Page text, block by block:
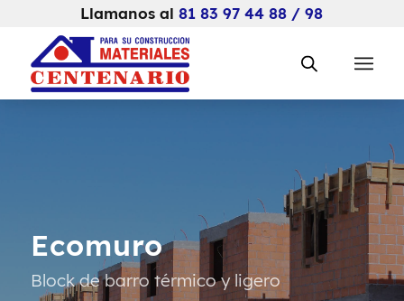
Llamanos al81 83 97 44 88 / 98
Ecomuro
Block de barro térmico y ligero